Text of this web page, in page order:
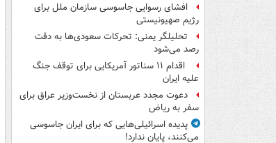
افشای رسوایی جاسوسی سازمان ملل برای
رژیم صهیونیستی
تحلیلگر یمنی: تحرکات سعودی‌ها به دقت
رصد می‌شود
اقدام ۱۱ سناتور آمریکایی برای توقف جنگ
علیه ایران
دعوت مجدد عربستان از نخست‌وزیر عراق برای
سفر به ریاض
پدیده اسرائیلی‌هایی که برای ایران جاسوسی
می‌کنند، پایان ندارد!